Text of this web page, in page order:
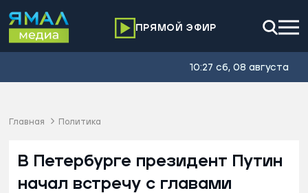
ПРЯМОЙ ЭФИР
10:27 сб, 08 августа
Главная Политика
В Петербурге президент Путин
начал встречу с главами